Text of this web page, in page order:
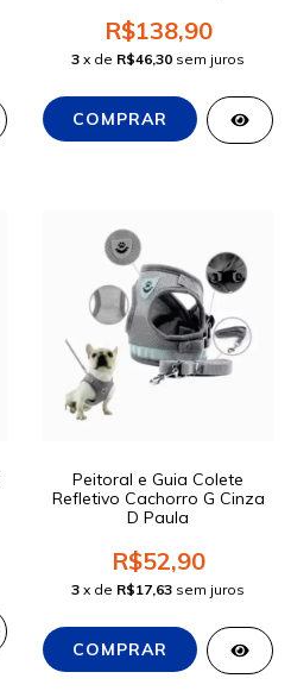
R$138,90
3 x de R$46,30 sem juros
Peitoral e Guia Colete
Refletivo Cachorro G Cinza
D Paula
R$52,90
3 x de R$17,63 sem juros